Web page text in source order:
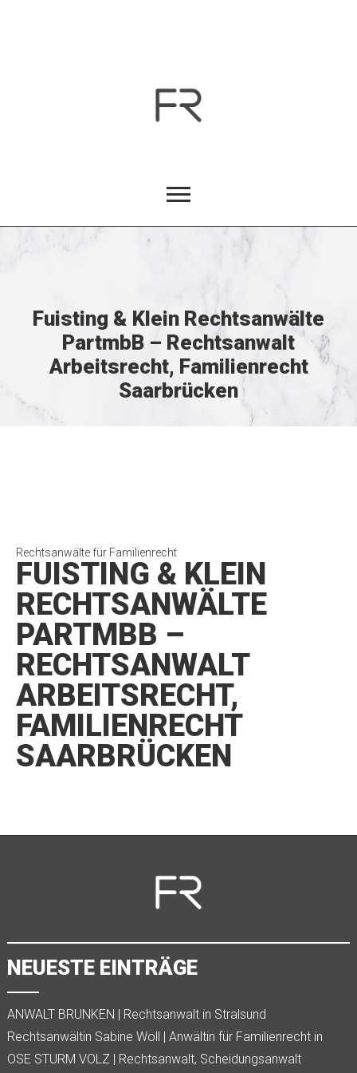
Fuisting & Klein Rechtsanwälte
PartmbB – Rechtsanwalt
Arbeitsrecht, Familienrecht
Saarbrücken
Rechtsanwälte für Familienrecht
FUISTING & KLEIN
RECHTSANWÄLTE
PARTMBB –
RECHTSANWALT
ARBEITSRECHT,
FAMILIENRECHT
SAARBRÜCKEN
NEUESTE EINTRÄGE
ANWALT BRUNKEN | Rechtsanwalt in Stralsund
Rechtsanwältin Sabine Woll | Anwältin für Familienrecht in
Kempten
OSE STURM VOLZ | Rechtsanwalt, Scheidungsanwalt